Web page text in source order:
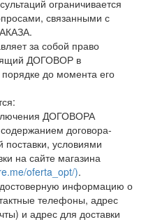
ограничивается
связанными с
за собой право
ДОГОВОР в
до момента его
ДОГОВОРА
договора-
условиями
на сайте магазина
oferta_opt/).
информацию о
телефоны, адрес
и адрес для доставки